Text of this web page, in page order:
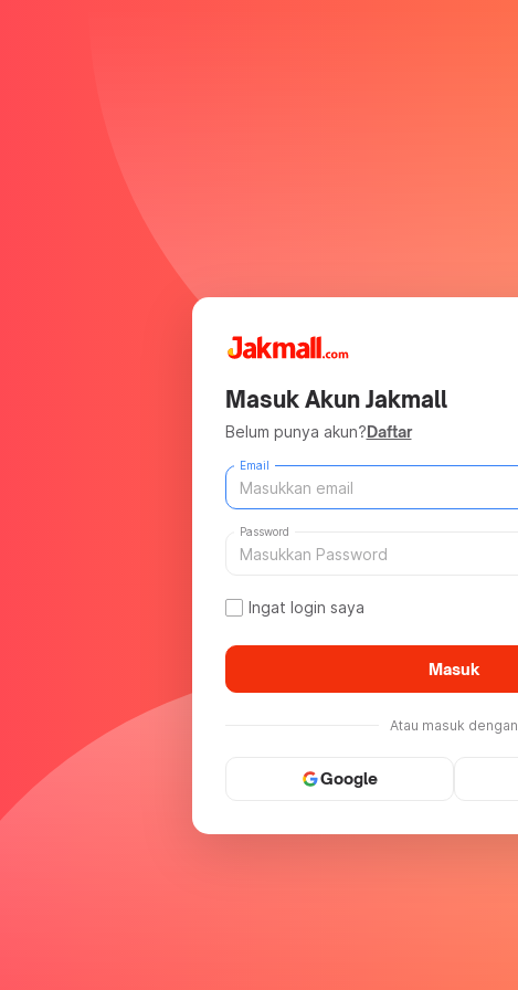
Masuk Akun Jakmall
Belum punya akun?Daftar
Email
Password
Ingat login saya
Masuk
Atau masuk dengan
Google